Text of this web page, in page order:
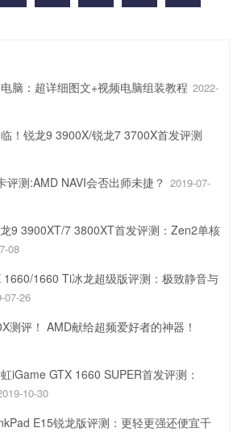
脑：超详细图文+视频电脑组装教程 2022-
！锐龙9 3900X/锐龙7 3700X首发评测
评测:AMD NAVI会否出师未捷？ 2019-07-
9 3900XT/7 3800XT首发评测：Zen2单核
08
1660/1660 Ti冰龙超级版评测：极致静音与
07-26
测评！ AMD献给超频爱好者的神器！
iGame GTX 1660 SUPER首发评测：
10-30
E15锐龙版评测：更轻更强还便宜千